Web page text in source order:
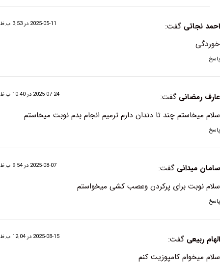
گفت: 2025-05-11 در 3:53 ب.ظ
گفت: 2025-07-24 در 10:40 ب.ظ
چند تا دندان دارم ترمیم انجام بدم نوبت میخاستم
گفت: 2025-08-07 در 9:54 ب.ظ
برای پرکردن وعصب کشی میخواستم
گفت: 2025-08-15 در 12:04 ب.ظ
کامپوزیت کنم